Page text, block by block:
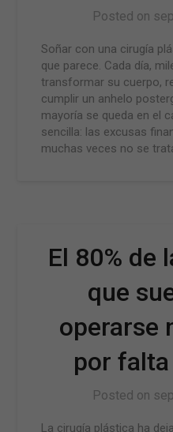
Posted on
Soñar con una cirugía
que parece. Cada día,
transformar su cuerpo,
cumplir un anhelo
mayoría se queda en el
sencilla: las excusas
muchas veces no se
El 80% de
que
operarse
por
Posted on
La cirugía plástica ha